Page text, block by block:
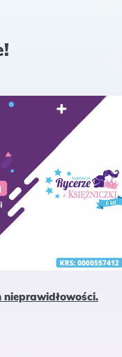
nieprawidłowości.